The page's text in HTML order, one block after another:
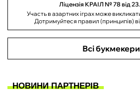
Ліцензія КРАІЛ № 78 від
Участь в азартних іграх може
Дотримуйтеся правил (принципів)
Всі букмекери